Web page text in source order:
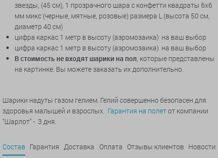
звезды, (45 см), 1 прозрачного шара с конфетти квадраты 6х6
мм микс (черные, мятные, розовые) размера L (высота 50 см,
диаметр 40 см)
цифра каркас 1 метр в высоту (аэромозаика) на ваш выбор
цифра каркас 1 метр в высоту (аэромозаика) на ваш выбор
В стоимость не входят шарики на пол, которые представлены
на картинке. Вы можете заказать их дополнительно.
Шарики надуты газом гелием. Гелий совершенно безопасен для
здоровья малышей и взрослых. Гарантия на полетот компании
"Шарлот" - 3 дня.
Состав Гарантия Доставка Оплата Отзывы клиентов Новости